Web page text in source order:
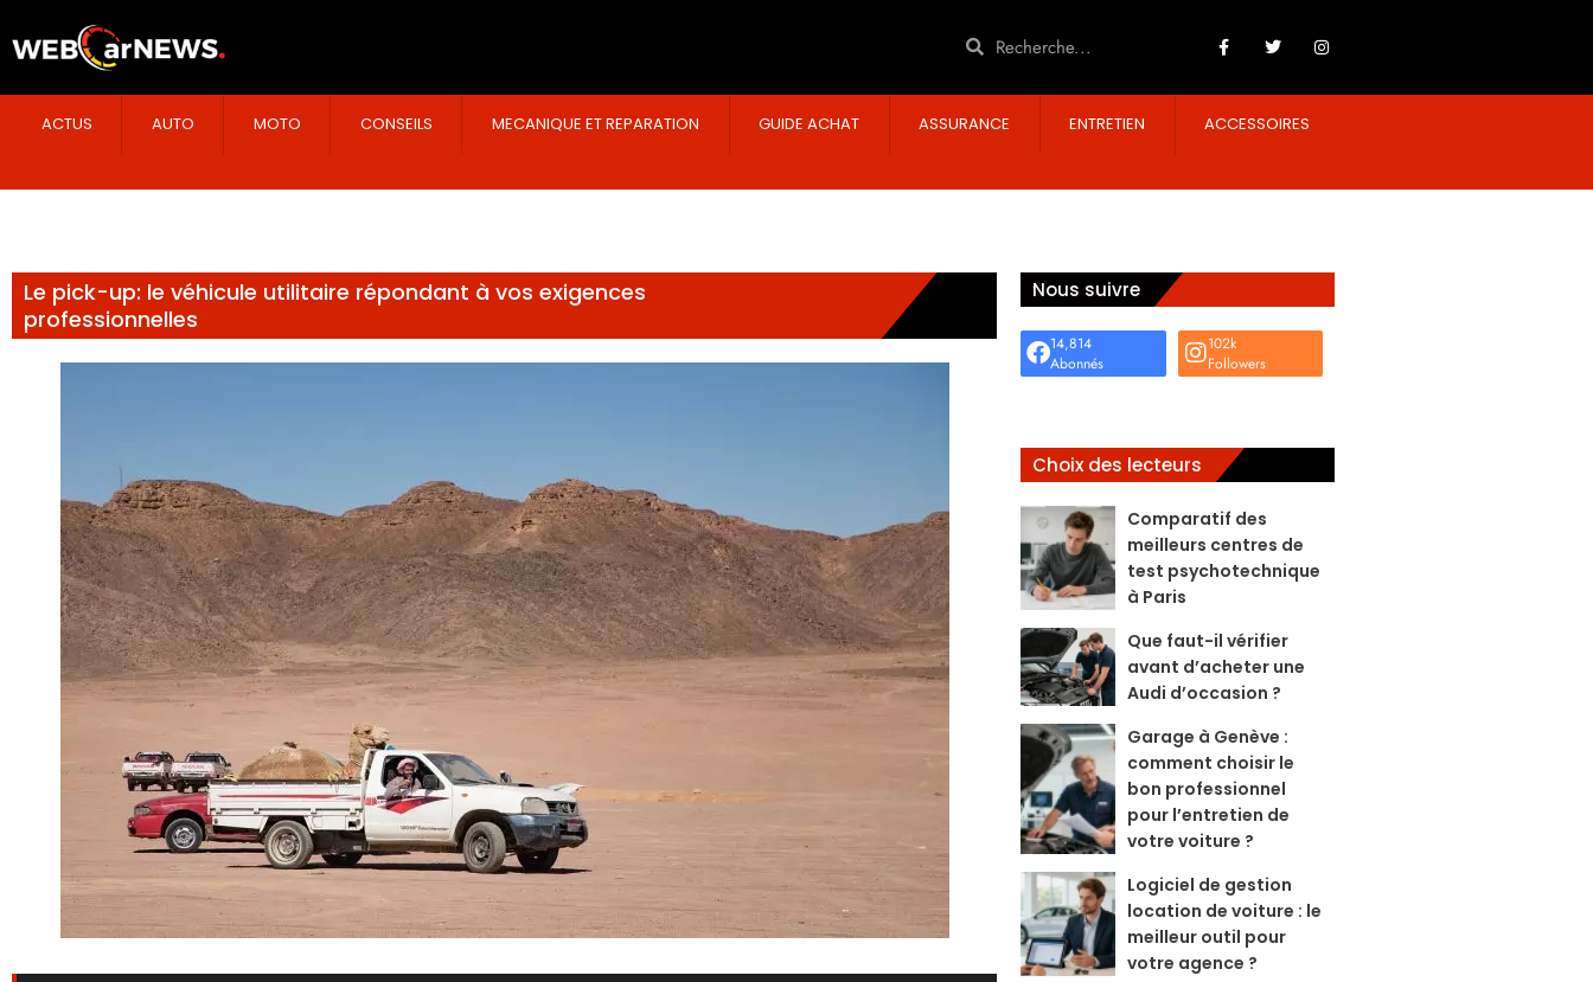
ACTUS AUTO MOTO CONSEILS MECANIQUE ET REPARATION GUIDE ACHAT ASSURANCE ENTRETIEN ACCESSOIRES
Le pick-up: le véhicule utilitaire répondant à vos exigences
professionnelles
Nous suivre
14,814
Abonnés
102k
Followers
Choix des lecteurs
Comparatif des
meilleurs centres de
test psychotechnique
à Paris
Que faut-il vérifier
avant d’acheter une
Audi d’occasion ?
Garage à Genève :
comment choisir le
bon professionnel
pour l’entretien de
votre voiture ?
Logiciel de gestion
location de voiture : le
meilleur outil pour
votre agence ?